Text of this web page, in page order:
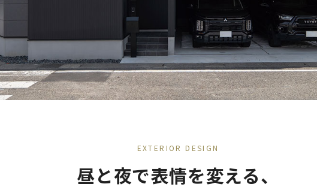
EXTERIOR DESIGN
昼と夜で表情を変える、